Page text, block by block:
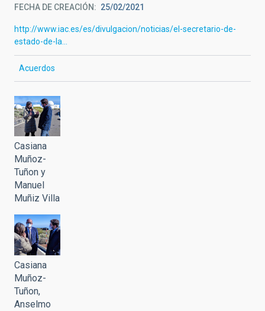
FECHA DE CREACIÓN 25/02/2021
http://www.iac.es/es/divulgacion/noticias/el-secretario-de-
estado-de-la…
Acuerdos
Casiana
Muñoz-
Tuñon y
Manuel
Muñiz Villa
Casiana
Muñoz-
Tuñon,
Anselmo